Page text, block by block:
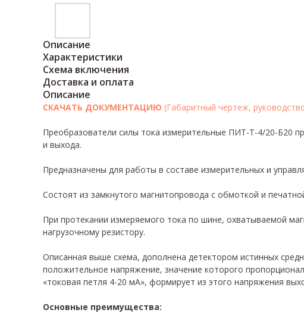
Описание
Характеристики
Схема включения
Доставка и оплата
Описание
СКАЧАТЬ ДОКУМЕНТАЦИЮ (Габаритный чертеж,
Преобразователи силы тока измерительные ПИТ-Т-4/20-Б20
и выхода.
Предназначены для работы в составе измерительных и
Состоят из замкнутого магнитопровода с обмоткой и
При протекании измеряемого тока по шине, охватываемой
нагрузочному резистору.
Описанная выше схема, дополнена детектором истинных
положительное напряжение, значение которого
«токовая петля 4-20 мА», формирует из этого напряжения
Основные преимущества: